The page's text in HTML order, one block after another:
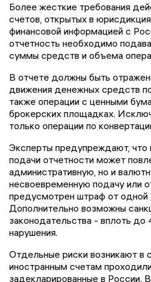
Более жесткие требования
счетов, открытых в
финансовой информацией с
отчетность необходимо
суммы средств и объема
В отчете должны быть
движения денежных средств
также операции с ценными
брокерских площадках.
только операции по
Эксперты предупреждают, что
подачи отчетности может
административную, но и
несвоевременную подачу или
предусмотрен штраф от одной
Дополнительно возможны
законодательства - вплоть
нарушения.
Отдельные риски возникают в
иностранным счетам
задекларированные в России.